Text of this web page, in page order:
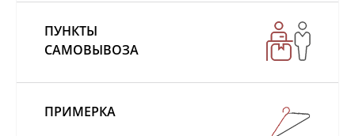
ПУНКТЫ
САМОВЫВОЗА
ПРИМЕРКА